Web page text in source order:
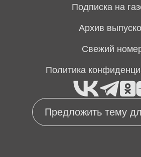
Предложить тему
Подписка на
Архив
Свежий
Политика